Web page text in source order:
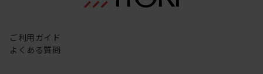
ご利用ガイド
よくある質問